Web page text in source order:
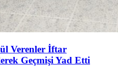
Verenler İftar
Geçmişi Yad Etti